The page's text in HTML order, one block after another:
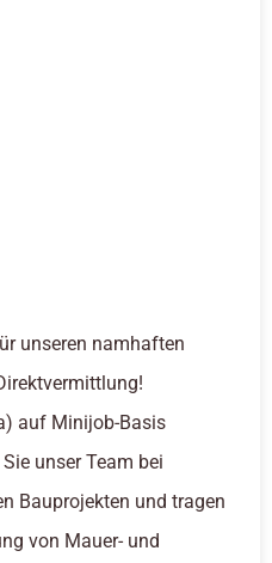
unseren namhaften
auf Minijob-Basis
unser Team bei
Bauprojekten und tragen
von Mauer- und